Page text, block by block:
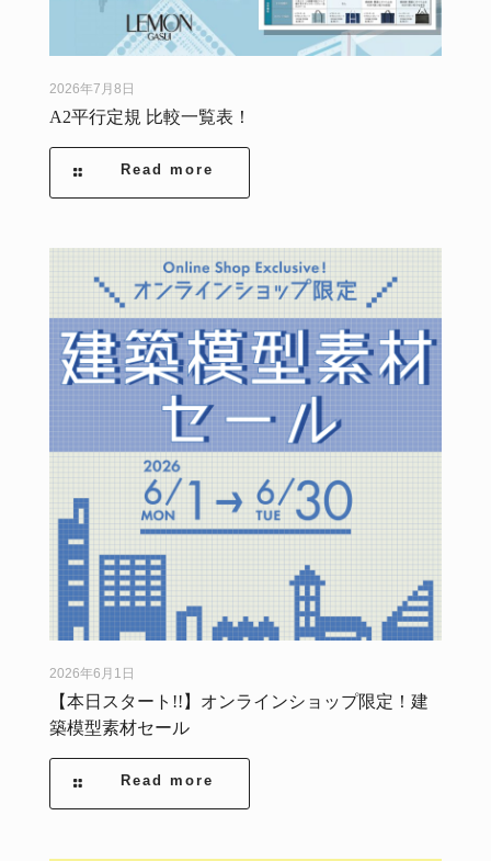
2026年7月8日
A2平行定規 比較一覧表！
Read more
2026年6月1日
【本日スタート!!】オンラインショップ限定！建
築模型素材セール
Read more